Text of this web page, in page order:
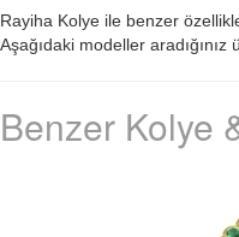
Rayiha Kolye ile benzer
Aşağıdaki modeller aradığınız
Benzer Kolye